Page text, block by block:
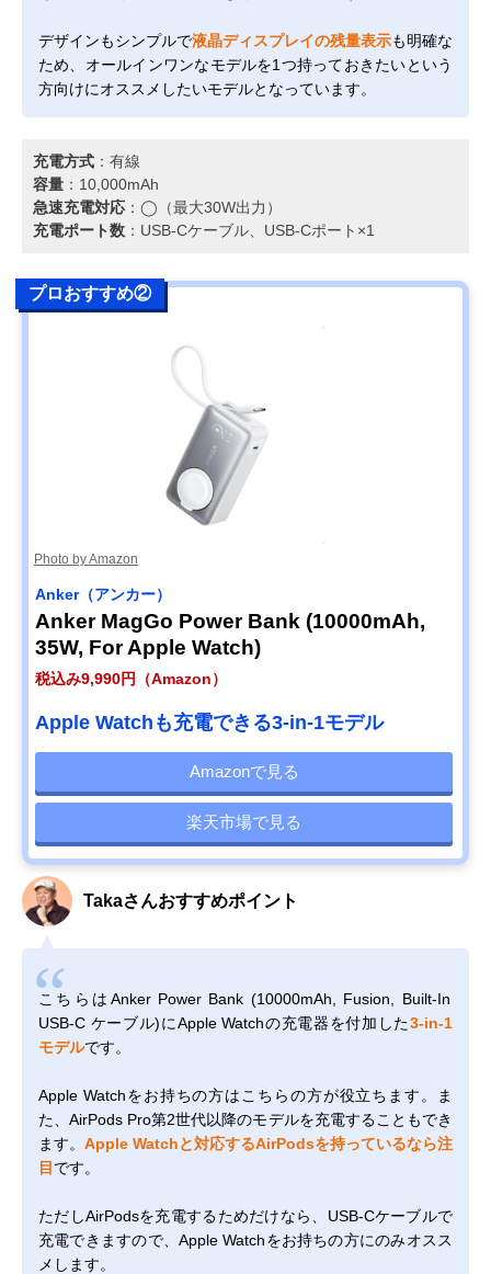
デザインもシンプルで液晶ディスプレイの残量表示も明確な
ため、オールインワンなモデルを1つ持っておきたいという
方向けにオススメしたいモデルとなっています。
充電方式 ：有線
容量 ：10,000mAh
急速充電対応 ：◯（最大30W出力）
充電ポート数 ：USB-Cケーブル、USB-Cポート×1
プロおすすめ②
Photo by Amazon
Anker（アンカー）
Anker MagGo Power Bank (10000mAh,
35W, For Apple Watch)
税込み9,990円（Amazon）
Apple Watchも充電できる3-in-1モデル
Amazonで見る
楽天市場で見る
Takaさんおすすめポイント
こちらはAnker Power Bank (10000mAh, Fusion, Built-In
USB-C ケーブル)にApple Watchの充電器を付加した3-in-1
モデルです。
Apple Watchをお持ちの方はこちらの方が役立ちます。ま
た、AirPods Pro第2世代以降のモデルを充電することもでき
ます。 Apple Watchと対応するAirPodsを持っているなら注
目 です。
ただしAirPodsを充電するためだけなら、USB-Cケーブルで
充電できますので、Apple Watchをお持ちの方にのみオスス
メします。